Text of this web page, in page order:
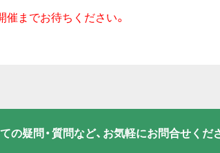
までお待ちください。
疑問・質問など、お気軽にお問合せくだ